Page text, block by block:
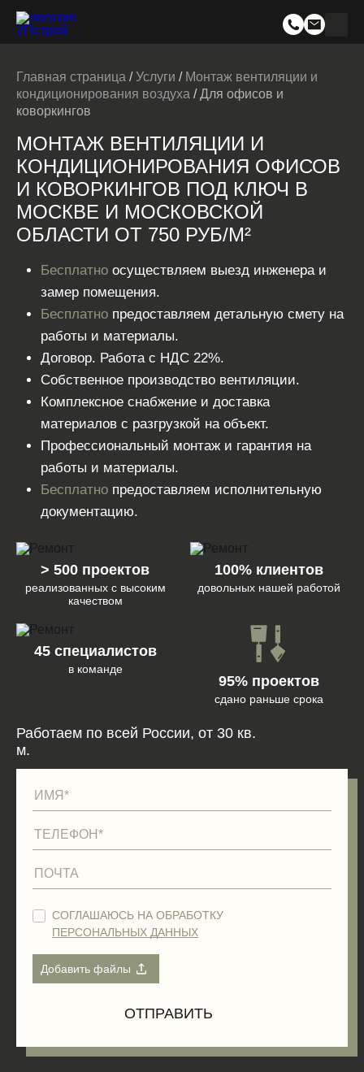
Главная страница /Услуги / Монтаж вентиляции и
кондиционирования воздуха /Для офисов и
коворкингов
МОНТАЖ ВЕНТИЛЯЦИИ И
КОНДИЦИОНИРОВАНИЯ ОФИСОВ
И КОВОРКИНГОВ ПОД КЛЮЧ В
МОСКВЕ И МОСКОВСКОЙ
ОБЛАСТИ ОТ 750 РУБ/М²
Бесплатно осуществляем выезд инженера и
замер помещения.
Бесплатно предоставляем детальную смету на
работы и материалы.
Договор. Работа с НДС 22%.
Собственное производство вентиляции.
Комплексное снабжение и доставка
материалов с разгрузкой на объект.
Профессиональный монтаж и гарантия на
работы и материалы.
Бесплатно предоставляем исполнительную
документацию.
> 500 проектов
реализованных с высоким
качеством
100% клиентов
довольных нашей работой
45 специалистов
в команде
95% проектов
сдано раньше срока
Работаем по всей России, от 30 кв.
м.
СОГЛАШАЮСЬ НА ОБРАБОТКУ
ПЕРСОНАЛЬНЫХ ДАННЫХ